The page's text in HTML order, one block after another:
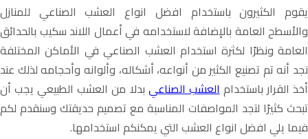
يقوم الكثيرون باستخدام افضل انواع العشب الصناعي للمنازل
والأسطح العامة بالإضافة لاستخدامه في أعمال اللاند سكيب بالحدائق
العامة ونظرًا لكثرة استخدام العشب الصناعي في الأماكن المختلفة
نجد أنه تم تصنيع الكثير من أنواعه، أشكاله، وألوانه وأحجامه لذلك عند
أخذ القرار باستخدامالعشب الصناعي بدلا من العشب الطبيعي يجب أن
تبحث كثيرًا لتجد المواصفات المناسبة مع تصميم حديقتك وسنقدم لكم
فيما يلي افضل انواع العشب التي يمكنكم استخدامها.